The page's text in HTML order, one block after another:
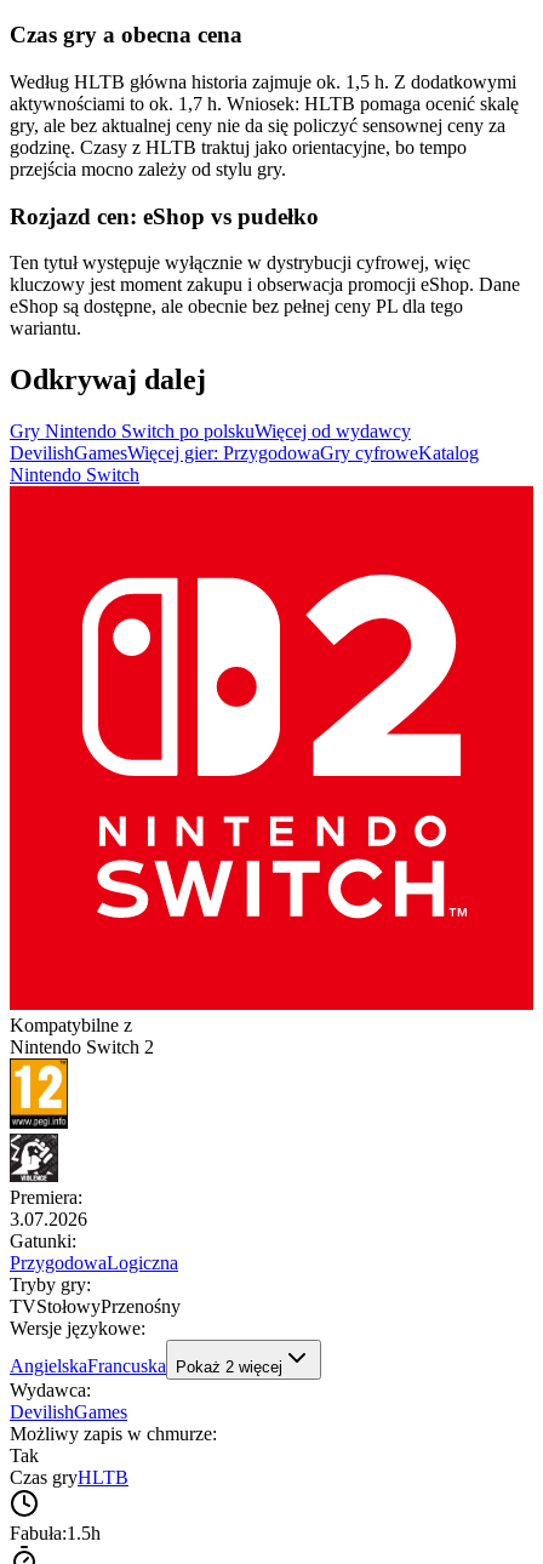
Czas gry a obecna cena
Według HLTB główna historia zajmuje ok. 1,5 h. Z dodatkowymi
aktywnościami to ok. 1,7 h. Wniosek: HLTB pomaga ocenić skalę
gry, ale bez aktualnej ceny nie da się policzyć sensownej ceny za
godzinę. Czasy z HLTB traktuj jako orientacyjne, bo tempo
przejścia mocno zależy od stylu gry.
Rozjazd cen: eShop vs pudełko
Ten tytuł występuje wyłącznie w dystrybucji cyfrowej, więc
kluczowy jest moment zakupu i obserwacja promocji eShop. Dane
eShop są dostępne, ale obecnie bez pełnej ceny PL dla tego
wariantu.
Odkrywaj dalej
Gry Nintendo Switch po polskuWięcej od wydawcy
DevilishGamesWięcej gier: PrzygodowaGry cyfroweKatalog
Nintendo Switch
Kompatybilne z
Nintendo Switch 2
Premiera:
3.07.2026
Gatunki:
PrzygodowaLogiczna
Tryby gry:
TVStołowyPrzenośny
Wersje językowe:
AngielskaFrancuska Pokaż 2 więcej
Wydawca:
DevilishGames
Możliwy zapis w chmurze:
Tak
Czas gryHLTB
Fabuła:1.5h